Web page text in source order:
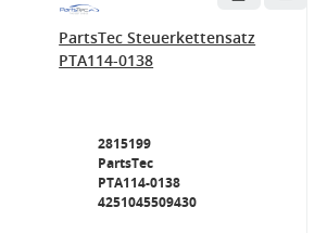
PartsTec Steuerkettensatz
PTA114-0138
2815199
PartsTec
PTA114-0138
4251045509430